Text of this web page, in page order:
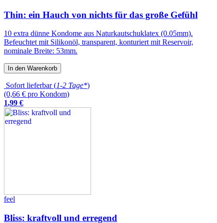
Thin: ein Hauch von nichts für das große Gefühl
10 extra dünne Kondome aus Naturkautschuklatex (0.05mm).
Befeuchtet mit Silikonöl, transparent, konturiert mit Reservoir,
nominale Breite: 53mm.
In den Warenkorb
Sofort lieferbar (1-2 Tage*)
(0,66 € pro Kondom)
1,99 €
feel
Bliss: kraftvoll und erregend